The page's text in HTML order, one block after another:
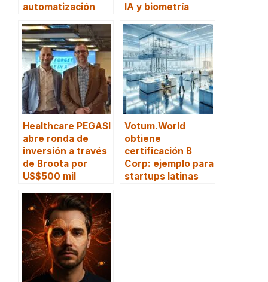
automatización
IA y biometría
Healthcare PEGASI
abre ronda de
inversión a través
de Broota por
US$500 mil
Votum.World
obtiene
certificación B
Corp: ejemplo para
startups latinas